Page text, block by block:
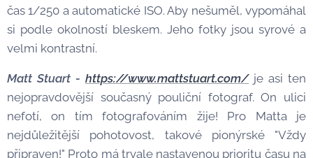
čas 1/250 a automatické ISO. Aby nešuměl, vypomáhal
si podle okolností bleskem. Jeho fotky jsou syrové a
velmi kontrastní.
Matt Stuart - https://www.mattstuart.com/je asi ten
nejopravdovější současný pouliční fotograf. On ulici
nefotí, on tím fotografováním žije! Pro Matta je
nejdůležitější pohotovost, takové pionýrské "Vždy
připraven!" Proto má trvale nastavenou prioritu času na